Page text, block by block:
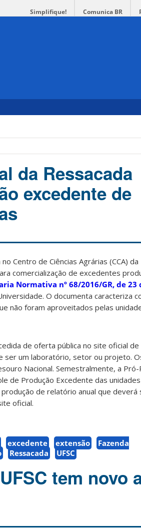
Simplifique! Comunica BR
da Ressacada
excedente de
Centro de Ciências Agrárias (CCA)
comercialização de excedentes
Normativa nº 68/2016/GR, de
O documenta caracteriza
não foram aproveitados pelas
de oferta pública no site oficial de
ser um laboratório, setor ou projeto.
Nacional. Semestralmente, a
de Produção Excedente das
de relatório anual que deverá
oficial.
excedente extensão
Fazenda
Ressacada UFSC
tem novo